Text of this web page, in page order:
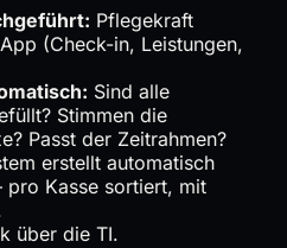
Pflegekraft
(Check-in, Leistungen,
Sind alle
Stimmen die
Passt der Zeitrahmen?
erstellt automatisch
pro Kasse sortiert, mit
über die TI.